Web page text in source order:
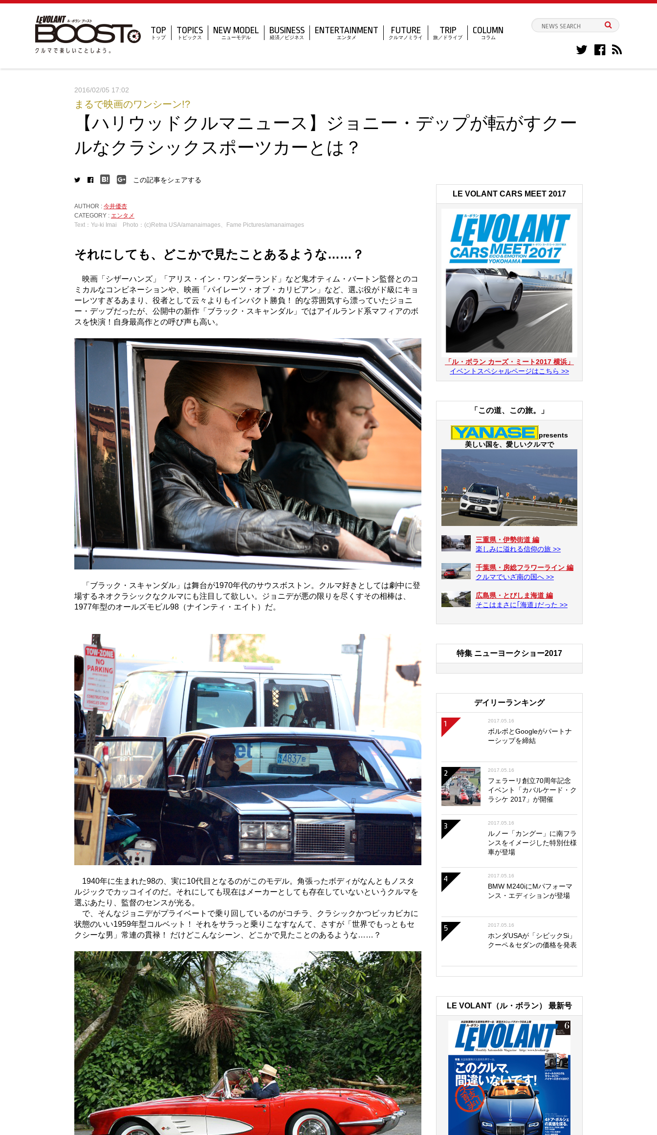
TOP
トップ
TOPICS
トピックス
NEW MODEL
ニューモデル
BUSINESS
経済／ビジネス
ENTERTAINMENT
エンタメ
FUTURE
クルマノミライ
TRIP
旅／ドライブ
COLUMN
コラム
2016/02/05 17:02
まるで映画のワンシーン!?
【ハリウッドクルマニュース】ジョニー・デップが転がすクー
ルなクラシックスポーツカーとは？
この記事をシェアする
AUTHOR : 今井優杏
CATEGORY : エンタメ
Text：Yu-ki Imai Photo：(c)Retna USA/amanaimages、Fame Pictures/amanaimages
それにしても、どこかで見たことあるような……？
映画「シザーハンズ」「アリス・イン・ワンダーランド」など鬼才ティム・バートン監督とのコ
ミカルなコンビネーションや、映画「パイレーツ・オブ・カリビアン」など、選ぶ役がド級にキョ
ーレツすぎるあまり、役者として云々よりもインパクト勝負！ 的な雰囲気すら漂っていたジョニ
ー・デップだったが、公開中の新作「ブラック・スキャンダル」ではアイルランド系マフィアのボ
スを快演！自身最高作との呼び声も高い。
「ブラック・スキャンダル」は舞台が1970年代のサウスボストン。クルマ好きとしては劇中に登
場するネオクラシックなクルマにも注目して欲しい。ジョニデが悪の限りを尽くすその相棒は、
1977年型のオールズモビル98（ナインティ・エイト）だ。
1940年に生まれた98の、実に10代目となるのがこのモデル。角張ったボディがなんともノスタ
ルジックでカッコイイのだ。それにしても現在はメーカーとしても存在していないというクルマを
選ぶあたり、監督のセンスが光る。
で、そんなジョニデがプライベートで乗り回しているのがコチラ、クラシックかつビッカビカに
状態のいい1959年型コルベット！ それをサラっと乗りこなすなんて、さすが「世界でもっともセ
クシーな男」常連の貫禄！ だけどこんなシーン、どこかで見たことのあるような……？
LE VOLANT CARS MEET 2017
「ル・ボラン カーズ・ミート2017 横浜」
イベントスペシャルページはこちら >>
「この道、この旅。」
presents
美しい国を、愛しいクルマで
三重県・伊勢街道 編
楽しみに溢れる信仰の旅 >>
千葉県・房総フラワーライン 編
クルマでいざ南の国へ >>
広島県・とびしま海道 編
そこはまさに｢海道｣だった >>
特集 ニューヨークショー2017
デイリーランキング
1 2017.05.16
ボルボとGoogleがパートナ
ーシップを締結
2 2017.05.16
フェラーリ創立70周年記念
イベント「カバルケード・ク
ラシケ 2017」が開催
3 2017.05.16
ルノー「カングー」に南フラ
ンスをイメージした特別仕様
車が登場
4 2017.05.16
BMW M240iにMパフォーマ
ンス・エディションが登場
5 2017.05.16
ホンダUSAが「シビックSi」
クーペ＆セダンの価格を発表
LE VOLANT（ル・ボラン） 最新号